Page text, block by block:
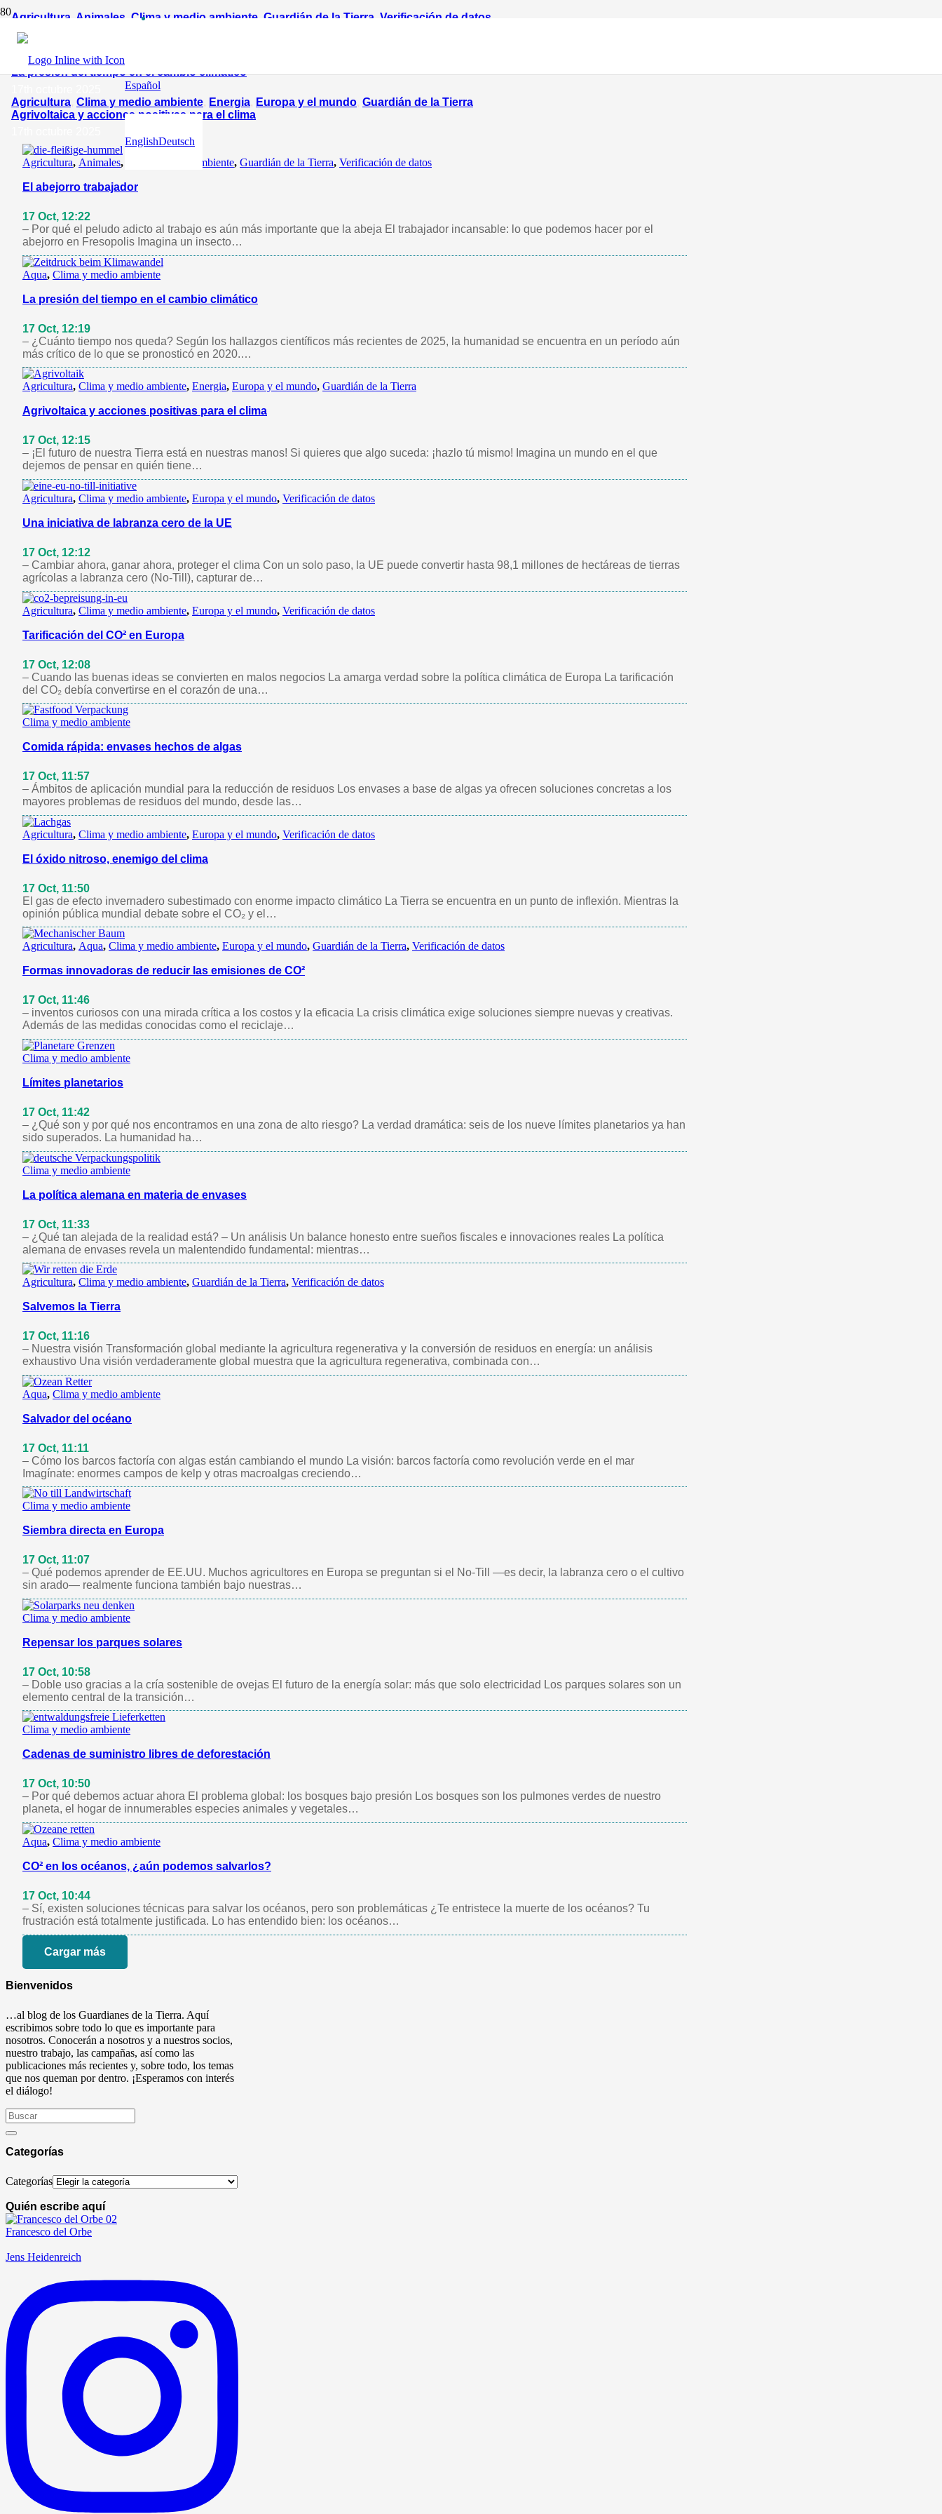
Español
EnglishDeutsch
Agricultura Animales Clima y medio ambiente Guardián de la Tierra Verificación de datos
El abejorro trabajador
17th octubre 2025
Aqua,Clima y medio ambiente
La presión del tiempo en el cambio climático
Agricultura, Clima y medio ambiente, Energia, Europa y el mundo, Guardián de la Tierra
Agrivoltaica y acciones positivas para el clima
Agricultura, Animales, Clima y medio ambiente, Guardián de la Tierra, Verificación de datos
El abejorro trabajador
17 Oct, 12:22
– Por qué el peludo adicto al trabajo es aún más importante que la abeja El trabajador incansable: lo que podemos hacer por el
abejorro en Fresopolis Imagina un insecto…
Aqua, Clima y medio ambiente
La presión del tiempo en el cambio climático
17 Oct, 12:19
– ¿Cuánto tiempo nos queda? Según los hallazgos científicos más recientes de 2025, la humanidad se encuentra en un período aún
más crítico de lo que se pronosticó en 2020.…
Agricultura, Clima y medio ambiente, Energia, Europa y el mundo, Guardián de la Tierra
Agrivoltaica y acciones positivas para el clima
17 Oct, 12:15
– ¡El futuro de nuestra Tierra está en nuestras manos! Si quieres que algo suceda: ¡hazlo tú mismo! Imagina un mundo en el que
dejemos de pensar en quién tiene…
Agricultura, Clima y medio ambiente, Europa y el mundo, Verificación de datos
Una iniciativa de labranza cero de la UE
17 Oct, 12:12
– Cambiar ahora, ganar ahora, proteger el clima Con un solo paso, la UE puede convertir hasta 98,1 millones de hectáreas de tierras
agrícolas a labranza cero (No-Till), capturar de…
Agricultura, Clima y medio ambiente, Europa y el mundo, Verificación de datos
Tarificación del CO² en Europa
17 Oct, 12:08
– Cuando las buenas ideas se convierten en malos negocios La amarga verdad sobre la política climática de Europa La tarificación
del CO₂ debía convertirse en el corazón de una…
Clima y medio ambiente
Comida rápida: envases hechos de algas
17 Oct, 11:57
– Ámbitos de aplicación mundial para la reducción de residuos Los envases a base de algas ya ofrecen soluciones concretas a los
mayores problemas de residuos del mundo, desde las…
Agricultura, Clima y medio ambiente, Europa y el mundo, Verificación de datos
El óxido nitroso, enemigo del clima
17 Oct, 11:50
El gas de efecto invernadero subestimado con enorme impacto climático La Tierra se encuentra en un punto de inflexión. Mientras la
opinión pública mundial debate sobre el CO₂ y el…
Agricultura, Aqua, Clima y medio ambiente, Europa y el mundo, Guardián de la Tierra, Verificación de datos
Formas innovadoras de reducir las emisiones de CO²
17 Oct, 11:46
– inventos curiosos con una mirada crítica a los costos y la eficacia La crisis climática exige soluciones siempre nuevas y creativas.
Además de las medidas conocidas como el reciclaje…
Clima y medio ambiente
Límites planetarios
17 Oct, 11:42
– ¿Qué son y por qué nos encontramos en una zona de alto riesgo? La verdad dramática: seis de los nueve límites planetarios ya han
sido superados. La humanidad ha…
Clima y medio ambiente
La política alemana en materia de envases
17 Oct, 11:33
– ¿Qué tan alejada de la realidad está? – Un análisis Un balance honesto entre sueños fiscales e innovaciones reales La política
alemana de envases revela un malentendido fundamental: mientras…
Agricultura, Clima y medio ambiente, Guardián de la Tierra, Verificación de datos
Salvemos la Tierra
17 Oct, 11:16
– Nuestra visión Transformación global mediante la agricultura regenerativa y la conversión de residuos en energía: un análisis
exhaustivo Una visión verdaderamente global muestra que la agricultura regenerativa, combinada con…
Aqua, Clima y medio ambiente
Salvador del océano
17 Oct, 11:11
– Cómo los barcos factoría con algas están cambiando el mundo La visión: barcos factoría como revolución verde en el mar
Imagínate: enormes campos de kelp y otras macroalgas creciendo…
Clima y medio ambiente
Siembra directa en Europa
17 Oct, 11:07
– Qué podemos aprender de EE.UU. Muchos agricultores en Europa se preguntan si el No-Till —es decir, la labranza cero o el cultivo
sin arado— realmente funciona también bajo nuestras…
Clima y medio ambiente
Repensar los parques solares
17 Oct, 10:58
– Doble uso gracias a la cría sostenible de ovejas El futuro de la energía solar: más que solo electricidad Los parques solares son un
elemento central de la transición…
Clima y medio ambiente
Cadenas de suministro libres de deforestación
17 Oct, 10:50
– Por qué debemos actuar ahora El problema global: los bosques bajo presión Los bosques son los pulmones verdes de nuestro
planeta, el hogar de innumerables especies animales y vegetales…
Aqua, Clima y medio ambiente
CO² en los océanos, ¿aún podemos salvarlos?
17 Oct, 10:44
– Sí, existen soluciones técnicas para salvar los océanos, pero son problemáticas ¿Te entristece la muerte de los océanos? Tu
frustración está totalmente justificada. Lo has entendido bien: los océanos…
Cargar más
Bienvenidos
…al blog de los Guardianes de la Tierra. Aquí
escribimos sobre todo lo que es importante para
nosotros. Conocerán a nosotros y a nuestros socios,
nuestro trabajo, las campañas, así como las
publicaciones más recientes y, sobre todo, los temas
que nos queman por dentro. ¡Esperamos con interés
el diálogo!
Categorías
Categorías
Quién escribe aquí
Francesco del Orbe
Jens Heidenreich